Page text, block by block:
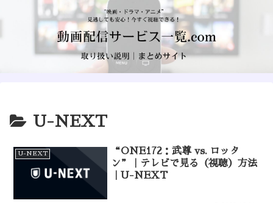
U-NEXT
U-NEXT
“ONE172：武尊 vs. ロッタ
ン”｜テレビで見る（視聴）方法
｜U-NEXT